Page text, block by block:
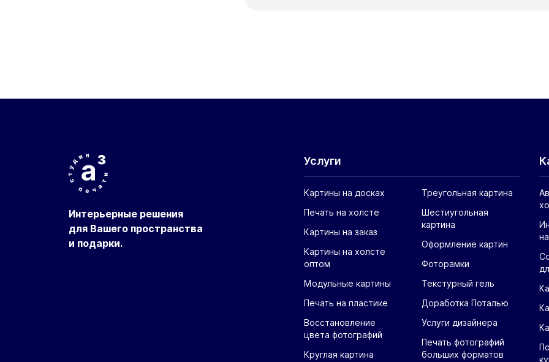
Интерьерные решения
для Вашего пространства
и подарки.
Услуги
Картины на досках
Печать на холсте
Картины на заказ
Картины на холсте
оптом
Модульные картины
Печать на пластике
Восстановление
цвета фотографий
Круглая картина
Треугольная картина
Шестиугольная
картина
Оформление картин
Фоторамки
Текстурный гель
Доработка Поталью
Услуги дизайнера
Печать фотографий
больших форматов